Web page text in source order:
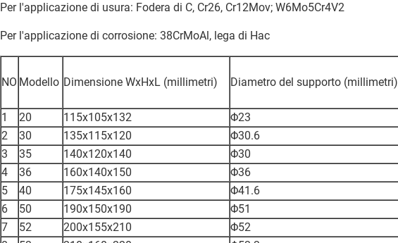
Per l'applicazione di usura: Fodera di C, Cr26, Cr12Mov; W6Mo5Cr4V2
Per l'applicazione di corrosione: 38CrMoAl, lega di Hac
NO Modello Dimensione WxHxL (millimetri) Diametro del supporto (millimetri)
1
20 115x105x132 Φ23
2
30 135x115x120 Φ30.6
3
35 140x120x140 Φ30
4
36 160x140x150 Φ36
5
40 175x145x160 Φ41.6
6
50 190x150x190 Φ51
7
52 200x155x210 Φ52